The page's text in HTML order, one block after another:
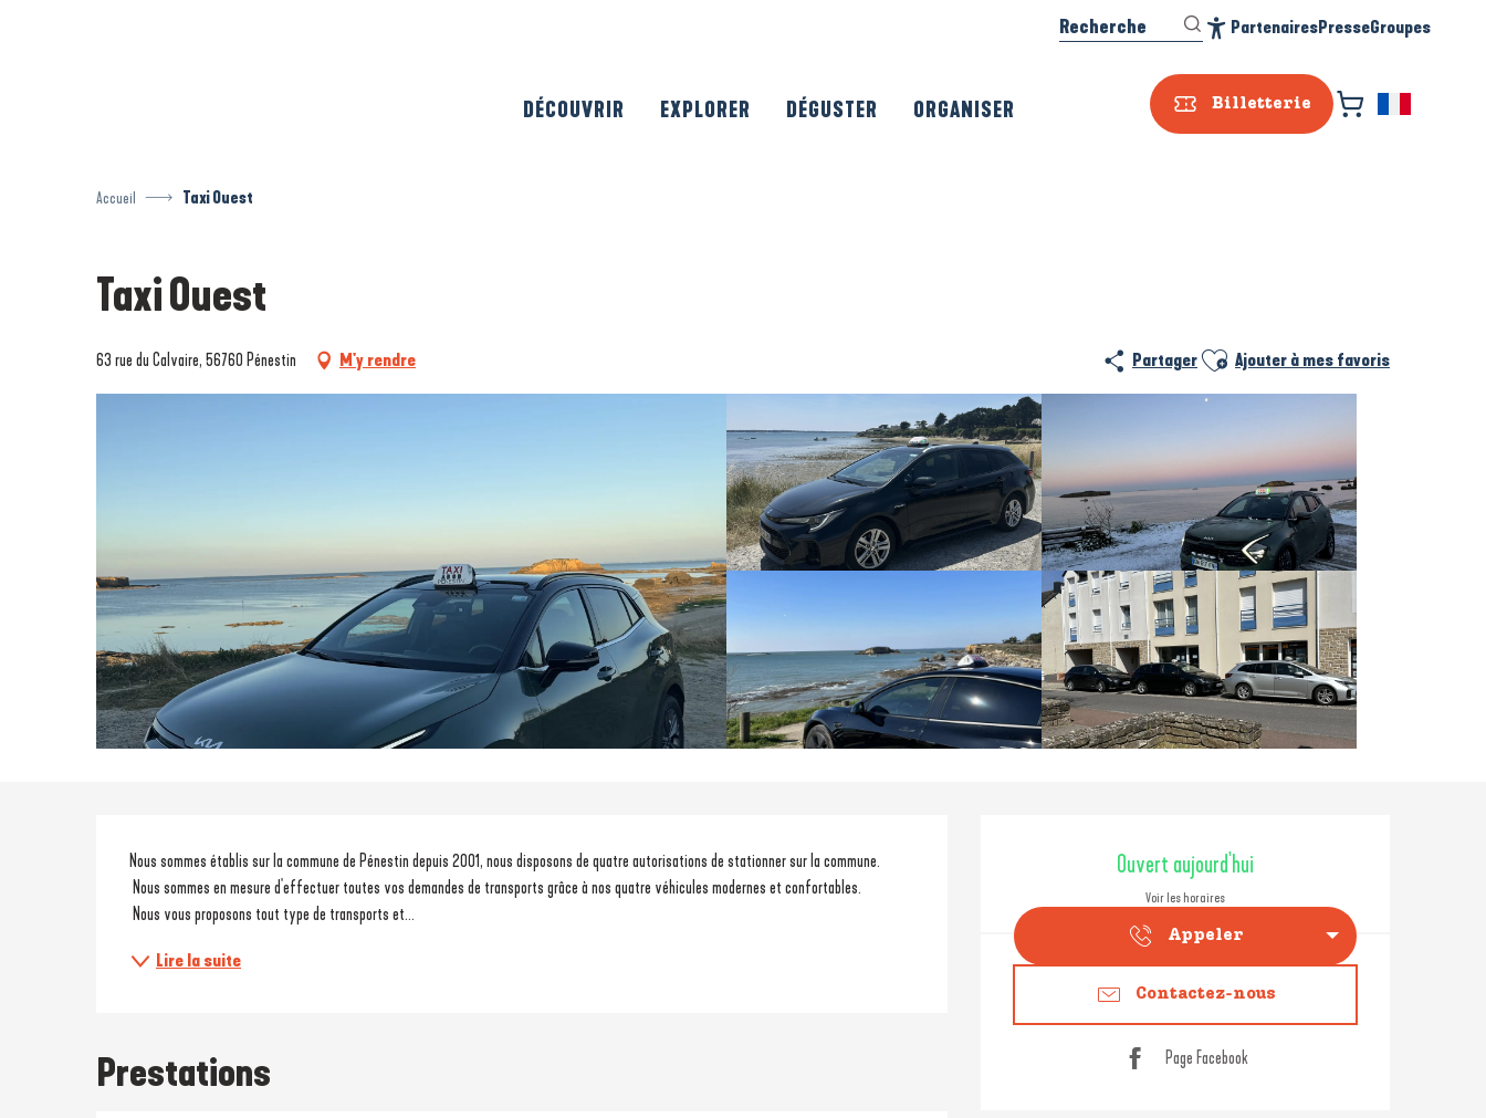
Billetterie
Recherche PartenairesPresseGroupes
DÉCOUVRIR EXPLORER DÉGUSTER ORGANISER
Accueil Taxi Ouest
Taxi Ouest
63 rue du Calvaire, 56760 Pénestin M'y rendre Partager Ajouter aux favoris
Ajouter à mes favoris
Ouverture et
Ouvert aujourd'hui
Voir les horaires
Appeler
Contactez-nous
Page Facebook
Description
Nous sommes établis sur la commune de Pénestin depuis 2001, nous disposons de quatre autorisations de stationner sur la commune.
Nous sommes en mesure d'effectuer toutes vos demandes de transports grâce à nos quatre véhicules modernes et confortables.
Nous vous proposons tout type de transports et...
Lire la suite
Prestations